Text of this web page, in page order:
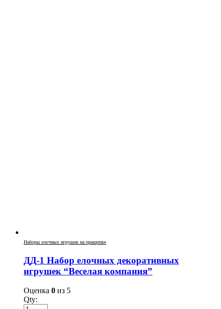
Наборы елочных игрушек на прищепке
ДД-1 Набор елочных декоративных
игрушек “Веселая компания”
Оценка 0 из 5
Qty: